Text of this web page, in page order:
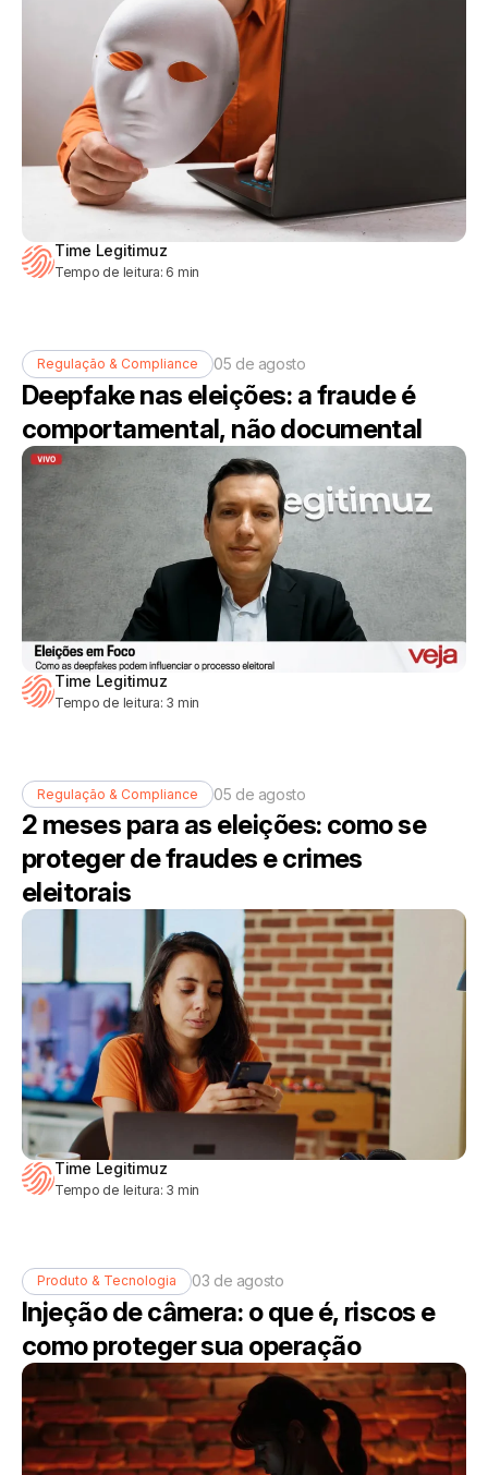
Time Legitimuz
Tempo de leitura: 6 min
Regulação & Compliance 05 de agosto
Deepfake nas eleições: a fraude é
comportamental, não documental
Time Legitimuz
Tempo de leitura: 3 min
Regulação & Compliance 05 de agosto
2 meses para as eleições: como se
proteger de fraudes e crimes
eleitorais
Time Legitimuz
Tempo de leitura: 3 min
Produto & Tecnologia 03 de agosto
Injeção de câmera: o que é, riscos e
como proteger sua operação